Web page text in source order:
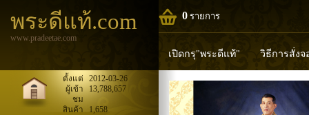
พระดีแท้.com
www.pradeetae.com
0 รายการ
เปิดกรุ"พระดีแท้" วิธีการสั่งจ
หลวงพ่อทวด หลวงปู่ทิม
พระพุทธวิริยากร
ตั้งแต่
2012-03-26
ผู้เข้า
ชม
13,788,657
สินค้า 1,658